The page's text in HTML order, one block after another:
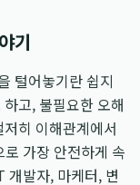
기
털어놓기란 쉽지
고, 불필요한 오해
히 이해관계에서
가장 안전하게 속
개발자, 마케터, 변